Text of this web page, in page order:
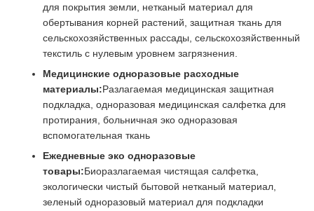
для покрытия земли, нетканый материал для
обертывания корней растений, защитная ткань для
сельскохозяйственных рассады, сельскохозяйственный
текстиль с нулевым уровнем загрязнения.
Медицинские одноразовые расходные
материалы:Разлагаемая медицинская защитная
подкладка, одноразовая медицинская салфетка для
протирания, больничная эко одноразовая
вспомогательная ткань
Ежедневные эко одноразовые
товары:Биоразлагаемая чистящая салфетка,
экологически чистый бытовой нетканый материал,
зеленый одноразовый материал для подкладки